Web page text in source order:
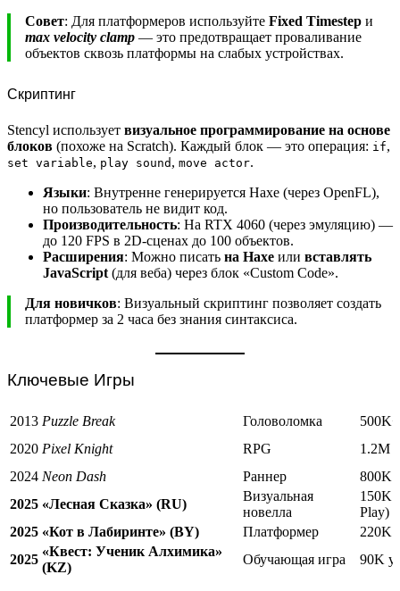
Совет: Для платформеров используйте Fixed Timestep и
max velocity clamp — это предотвращает проваливание
объектов сквозь платформы на слабых устройствах.
Скриптинг
Stencyl использует визуальное программирование на основе
блоков (похоже на Scratch). Каждый блок — это операция: if,
set variable, play sound , move actor.
Языки: Внутренне генерируется Haxe (через OpenFL),
но пользователь не видит код.
Производительность: На RTX 4060 (через эмуляцию) —
до 120 FPS в 2D-сценах до 100 объектов.
Расширения: Можно писать на Haxe или вставлять
JavaScript (для веба) через блок «Custom Code».
Для новичков: Визуальный скриптинг позволяет создать
платформер за 2 часа без знания синтаксиса.
Ключевые Игры
2013 Puzzle Break Головоломка
500K+
2020 Pixel Knight RPG
1.2M
2024 Neon Dash Раннер
800K
2025 «Лесная Сказка» (RU)
Визуальная
новелла
150K
Play)
2025 «Кот в Лабиринте» (BY) Платформер
220K
2025
«Квест: Ученик Алхимика»
(KZ)
Обучающая игра 90K